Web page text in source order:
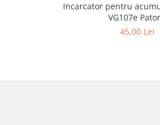
Incarcator pentru
VG107e
45,00 Lei